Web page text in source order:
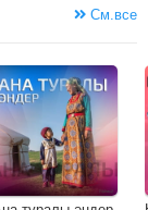
См.все